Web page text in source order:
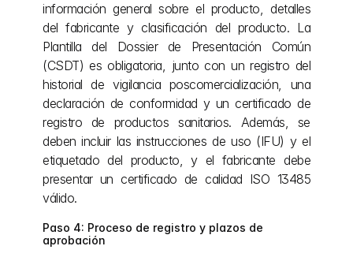
información general sobre el producto, detalles
del fabricante y clasificación del producto. La
Plantilla del Dossier de Presentación Común
(CSDT) es obligatoria, junto con un registro del
historial de vigilancia poscomercialización, una
declaración de conformidad y un certificado de
registro de productos sanitarios. Además, se
deben incluir las instrucciones de uso (IFU) y el
etiquetado del producto, y el fabricante debe
presentar un certificado de calidad ISO 13485
válido.
Paso 4: Proceso de registro y plazos de
aprobación